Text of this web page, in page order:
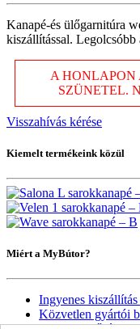
Kanapé-és ülőgarnitúra
kiszállítással. Legolcsóbb
A HONLAPON
SZÜNETEL.
Visszahívás kérése
Kiemelt termékeink közül
Miért a MyBútor?
Ingyenes kiszállítás
Közvetlen gyártói